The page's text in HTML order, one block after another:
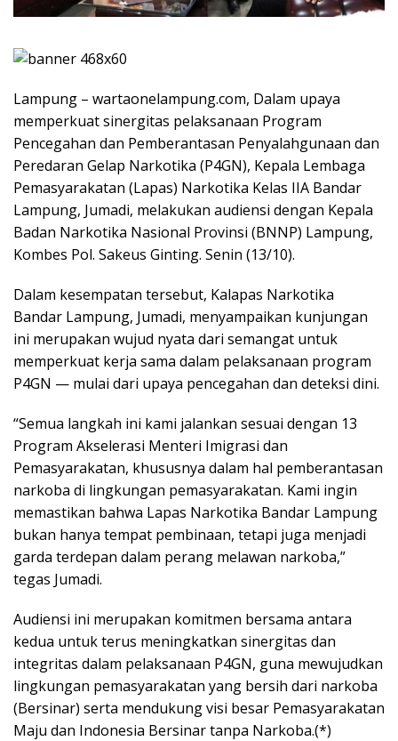
Lampung – wartaonelampung.com, Dalam upaya
memperkuat sinergitas pelaksanaan Program
Pencegahan dan Pemberantasan Penyalahgunaan dan
Peredaran Gelap Narkotika (P4GN), Kepala Lembaga
Pemasyarakatan (Lapas) Narkotika Kelas IIA Bandar
Lampung, Jumadi, melakukan audiensi dengan Kepala
Badan Narkotika Nasional Provinsi (BNNP) Lampung,
Kombes Pol. Sakeus Ginting. Senin (13/10).
Dalam kesempatan tersebut, Kalapas Narkotika
Bandar Lampung, Jumadi, menyampaikan kunjungan
ini merupakan wujud nyata dari semangat untuk
memperkuat kerja sama dalam pelaksanaan program
P4GN — mulai dari upaya pencegahan dan deteksi dini.
“Semua langkah ini kami jalankan sesuai dengan 13
Program Akselerasi Menteri Imigrasi dan
Pemasyarakatan, khususnya dalam hal pemberantasan
narkoba di lingkungan pemasyarakatan. Kami ingin
memastikan bahwa Lapas Narkotika Bandar Lampung
bukan hanya tempat pembinaan, tetapi juga menjadi
garda terdepan dalam perang melawan narkoba,”
tegas Jumadi.
Audiensi ini merupakan komitmen bersama antara
kedua untuk terus meningkatkan sinergitas dan
integritas dalam pelaksanaan P4GN, guna mewujudkan
lingkungan pemasyarakatan yang bersih dari narkoba
(Bersinar) serta mendukung visi besar Pemasyarakatan
Maju dan Indonesia Bersinar tanpa Narkoba.(*)